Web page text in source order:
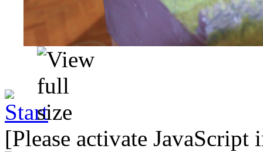
[Please activate